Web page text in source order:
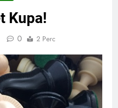
Kupa!
0 2 Perc